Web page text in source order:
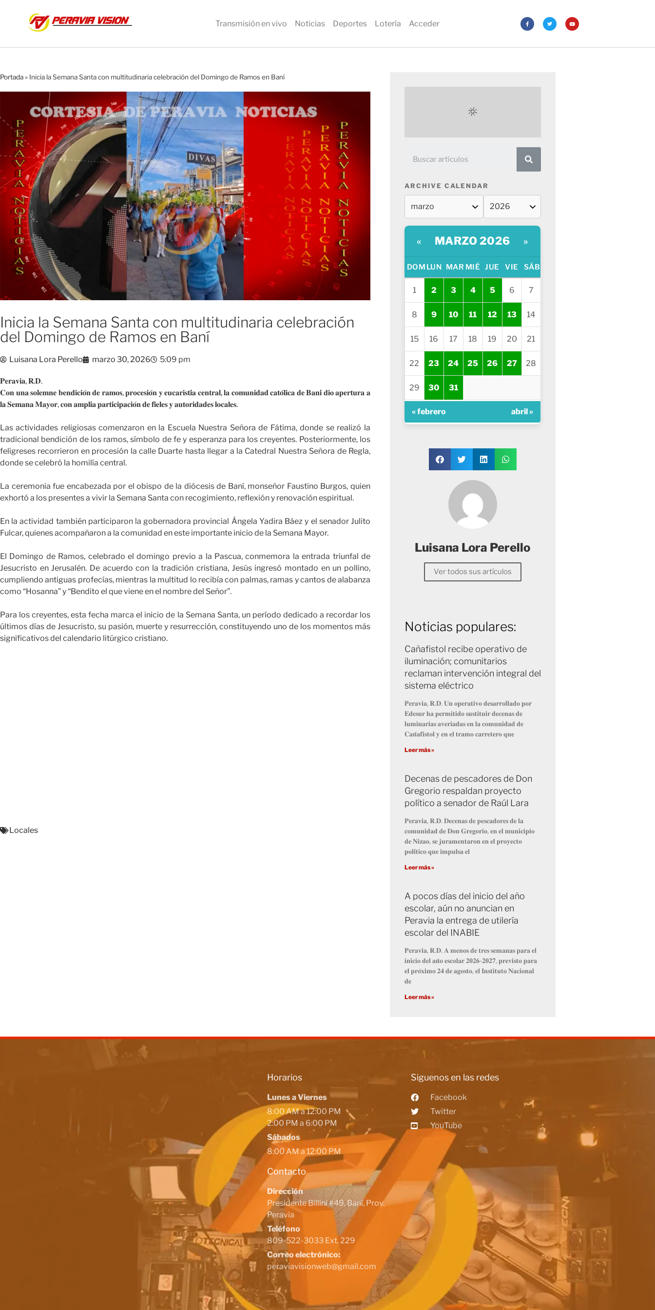
Transmisión en vivo Noticias Deportes Lotería Acceder
Portada» Inicia la Semana Santa con multitudinaria celebración del Domingo de Ramos en Baní
Inicia la Semana Santa con multitudinaria celebración
del Domingo de Ramos en Baní
Luisana Lora Perello marzo 30, 2026 5:09 pm
𝐏𝐞𝐫𝐚𝐯𝐢𝐚, 𝐑.𝐃.
𝐂𝐨𝐧 𝐮𝐧𝐚 𝐬𝐨𝐥𝐞𝐦𝐧𝐞 𝐛𝐞𝐧𝐝𝐢𝐜𝐢𝐨́𝐧 𝐝𝐞 𝐫𝐚𝐦𝐨𝐬, 𝐩𝐫𝐨𝐜𝐞𝐬𝐢𝐨́𝐧 𝐲 𝐞𝐮𝐜𝐚𝐫𝐢𝐬𝐭𝐢́𝐚 𝐜𝐞𝐧𝐭𝐫𝐚𝐥, 𝐥𝐚 𝐜𝐨𝐦𝐮𝐧𝐢𝐝𝐚𝐝 𝐜𝐚𝐭𝐨́𝐥𝐢𝐜𝐚 𝐝𝐞 𝐁𝐚𝐧𝐢́ 𝐝𝐢𝐨 𝐚𝐩𝐞𝐫𝐭𝐮𝐫𝐚 𝐚
𝐥𝐚 𝐒𝐞𝐦𝐚𝐧𝐚 𝐌𝐚𝐲𝐨𝐫, 𝐜𝐨𝐧 𝐚𝐦𝐩𝐥𝐢𝐚 𝐩𝐚𝐫𝐭𝐢𝐜𝐢𝐩𝐚𝐜𝐢𝐨́𝐧 𝐝𝐞 𝐟𝐢𝐞𝐥𝐞𝐬 𝐲 𝐚𝐮𝐭𝐨𝐫𝐢𝐝𝐚𝐝𝐞𝐬 𝐥𝐨𝐜𝐚𝐥𝐞𝐬.
Las actividades religiosas comenzaron en la Escuela Nuestra Señora de Fátima, donde se realizó la
tradicional bendición de los ramos, símbolo de fe y esperanza para los creyentes. Posteriormente, los
feligreses recorrieron en procesión la calle Duarte hasta llegar a la Catedral Nuestra Señora de Regla,
donde se celebró la homilía central.
La ceremonia fue encabezada por el obispo de la diócesis de Baní, monseñor Faustino Burgos, quien
exhortó a los presentes a vivir la Semana Santa con recogimiento, reflexión y renovación espiritual.
En la actividad también participaron la gobernadora provincial Ángela Yadira Báez y el senador Julito
Fulcar, quienes acompañaron a la comunidad en este importante inicio de la Semana Mayor.
El Domingo de Ramos, celebrado el domingo previo a la Pascua, conmemora la entrada triunfal de
Jesucristo en Jerusalén. De acuerdo con la tradición cristiana, Jesús ingresó montado en un pollino,
cumpliendo antiguas profecías, mientras la multitud lo recibía con palmas, ramas y cantos de alabanza
como “Hosanna” y “Bendito el que viene en el nombre del Señor”.
Para los creyentes, esta fecha marca el inicio de la Semana Santa, un período dedicado a recordar los
últimos días de Jesucristo, su pasión, muerte y resurrección, constituyendo uno de los momentos más
significativos del calendario litúrgico cristiano.
Locales
ARCHIVE CALENDAR
« MARZO 2026 »
DOM LUN MAR MIÉ JUE VIE SÁB
1 2 3 4 5 6 7
8 9 10 11 12 13 14
15 16 17 18 19 20 21
22 23 24 25 26 27 28
29 30 31
« febrero abril »
Luisana Lora Perello
Ver todos sus artículos
Noticias populares:
Cañafistol recibe operativo de
iluminación; comunitarios
reclaman intervención integral del
sistema eléctrico
𝐏𝐞𝐫𝐚𝐯𝐢𝐚, 𝐑.𝐃. 𝐔𝐧 𝐨𝐩𝐞𝐫𝐚𝐭𝐢𝐯𝐨 𝐝𝐞𝐬𝐚𝐫𝐫𝐨𝐥𝐥𝐚𝐝𝐨 𝐩𝐨𝐫
𝐄𝐝𝐞𝐬𝐮𝐫 𝐡𝐚 𝐩𝐞𝐫𝐦𝐢𝐭𝐢𝐝𝐨 𝐬𝐮𝐬𝐭𝐢𝐭𝐮𝐢𝐫 𝐝𝐞𝐜𝐞𝐧𝐚𝐬 𝐝𝐞
𝐥𝐮𝐦𝐢𝐧𝐚𝐫𝐢𝐚𝐬 𝐚𝐯𝐞𝐫𝐢𝐚𝐝𝐚𝐬 𝐞𝐧 𝐥𝐚 𝐜𝐨𝐦𝐮𝐧𝐢𝐝𝐚𝐝 𝐝𝐞
𝐂𝐚𝐧̃𝐚𝐟𝐢𝐬𝐭𝐨𝐥 𝐲 𝐞𝐧 𝐞𝐥 𝐭𝐫𝐚𝐦𝐨 𝐜𝐚𝐫𝐫𝐞𝐭𝐞𝐫𝐨 𝐪𝐮𝐞
Leer más »
Decenas de pescadores de Don
Gregorio respaldan proyecto
político a senador de Raúl Lara
𝐏𝐞𝐫𝐚𝐯𝐢𝐚, 𝐑.𝐃. 𝐃𝐞𝐜𝐞𝐧𝐚𝐬 𝐝𝐞 𝐩𝐞𝐬𝐜𝐚𝐝𝐨𝐫𝐞𝐬 𝐝𝐞 𝐥𝐚
𝐜𝐨𝐦𝐮𝐧𝐢𝐝𝐚𝐝 𝐝𝐞 𝐃𝐨𝐧 𝐆𝐫𝐞𝐠𝐨𝐫𝐢𝐨, 𝐞𝐧 𝐞𝐥 𝐦𝐮𝐧𝐢𝐜𝐢𝐩𝐢𝐨
𝐝𝐞 𝐍𝐢𝐳𝐚𝐨, 𝐬𝐞 𝐣𝐮𝐫𝐚𝐦𝐞𝐧𝐭𝐚𝐫𝐨𝐧 𝐞𝐧 𝐞𝐥 𝐩𝐫𝐨𝐲𝐞𝐜𝐭𝐨
𝐩𝐨𝐥𝐢́𝐭𝐢𝐜𝐨 𝐪𝐮𝐞 𝐢𝐦𝐩𝐮𝐥𝐬𝐚 𝐞𝐥
Leer más »
A pocos días del inicio del año
escolar, aún no anuncian en
Peravia la entrega de utilería
escolar del INABIE
𝐏𝐞𝐫𝐚𝐯𝐢𝐚, 𝐑.𝐃. 𝐀 𝐦𝐞𝐧𝐨𝐬 𝐝𝐞 𝐭𝐫𝐞𝐬 𝐬𝐞𝐦𝐚𝐧𝐚𝐬 𝐩𝐚𝐫𝐚 𝐞𝐥
𝐢𝐧𝐢𝐜𝐢𝐨 𝐝𝐞𝐥 𝐚𝐧̃𝐨 𝐞𝐬𝐜𝐨𝐥𝐚𝐫 𝟐𝟎𝟐𝟔-𝟐𝟎𝟐𝟕, 𝐩𝐫𝐞𝐯𝐢𝐬𝐭𝐨 𝐩𝐚𝐫𝐚
𝐞𝐥 𝐩𝐫𝐨́𝐱𝐢𝐦𝐨 𝟐𝟒 𝐝𝐞 𝐚𝐠𝐨𝐬𝐭𝐨, 𝐞𝐥 𝐈𝐧𝐬𝐭𝐢𝐭𝐮𝐭𝐨 𝐍𝐚𝐜𝐢𝐨𝐧𝐚𝐥
𝐝𝐞
Leer más »
Horarios
Lunes a Viernes
8:00 AM a 12:00 PM
2:00 PM a 6:00 PM
Sábados
8:00 AM a 12:00 PM
Contacto
Dirección
Presidente Billini #49, Baní, Prov.
Peravia
Teléfono
809-522-3033 Ext. 229
Correo electrónico:
peraviavisionweb@gmail.com
Siguenos en las redes
Facebook
Twitter
YouTube